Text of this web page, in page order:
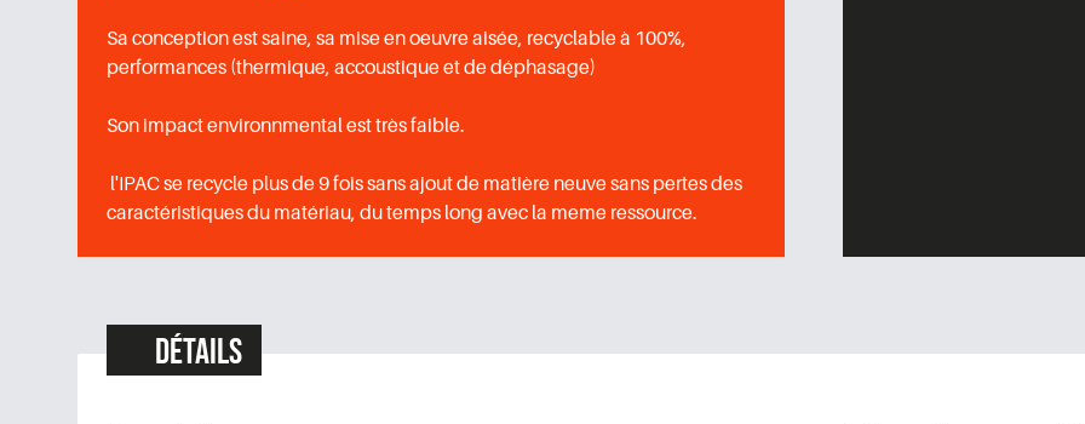
Sa conception est saine, sa mise en oeuvre aisée, recyclable à 100%,
performances (thermique, accoustique et de déphasage)
Son impact environnmental est très faible.
l'IPAC se recycle plus de 9 fois sans ajout de matière neuve sans pertes des
caractéristiques du matériau, du temps long avec la meme ressource.
Détails